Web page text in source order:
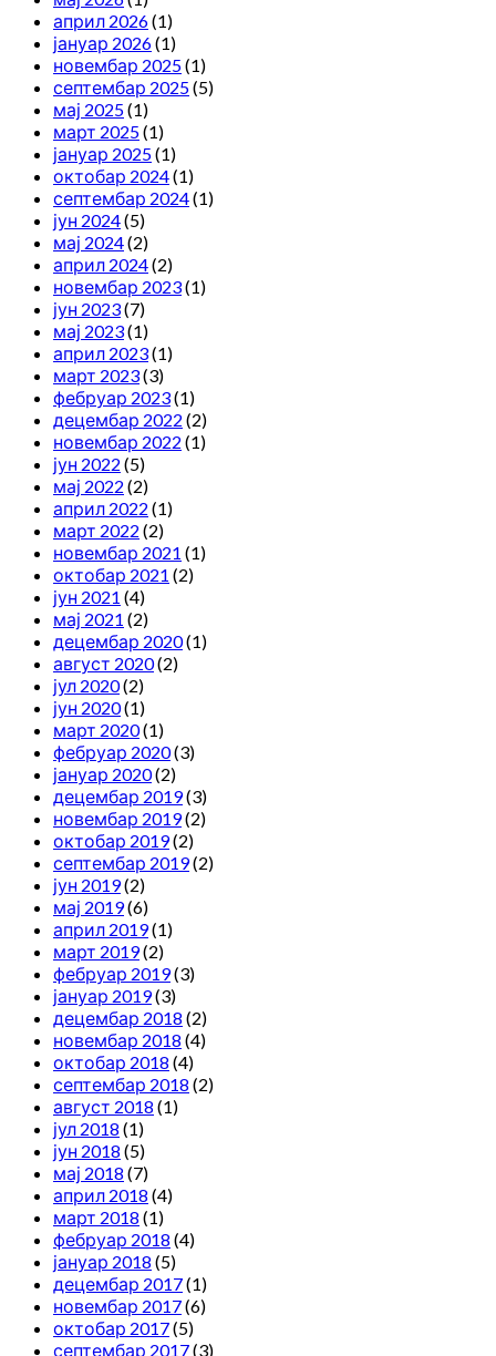
април 2026(1)
јануар 2026(1)
новембар 2025(1)
септембар 2025(5)
мај 2025(1)
март 2025(1)
јануар 2025(1)
октобар 2024(1)
септембар 2024(1)
јун 2024(5)
мај 2024(2)
април 2024(2)
новембар 2023(1)
јун 2023(7)
мај 2023(1)
април 2023(1)
март 2023(3)
фебруар 2023(1)
децембар 2022 (2)
новембар 2022 (1)
јун 2022 (5)
мај 2022 (2)
април 2022 (1)
март 2022 (2)
новембар 2021 (1)
октобар 2021 (2)
јун 2021 (4)
мај 2021 (2)
децембар 2020(1)
август 2020(2)
јул 2020(2)
јун 2020(1)
март 2020(1)
фебруар 2020(3)
јануар 2020(2)
децембар 2019(3)
новембар 2019(2)
октобар 2019(2)
септембар 2019(2)
јун 2019(2)
мај 2019(6)
април 2019(1)
март 2019(2)
фебруар 2019(3)
јануар 2019(3)
децембар 2018 (2)
новембар 2018 (4)
октобар 2018 (4)
септембар 2018 (2)
август 2018 (1)
јул 2018 (1)
јун 2018 (5)
мај 2018 (7)
април 2018 (4)
март 2018 (1)
фебруар 2018 (4)
јануар 2018 (5)
децембар 2017(1)
новембар 2017(6)
октобар 2017(5)
септембар 2017(3)